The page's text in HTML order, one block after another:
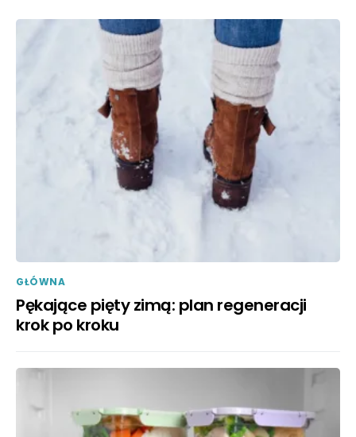
GŁÓWNA
Pękające pięty zimą: plan regeneracji
krok po kroku